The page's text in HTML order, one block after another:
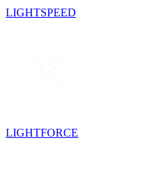
LIGHTSPEED
LIGHTFORCE